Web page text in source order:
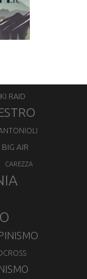
RAID
BIG AIR
CAREZZA